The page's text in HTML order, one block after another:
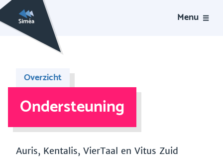
Menu
Overzicht
Ondersteuning
Auris, Kentalis, VierTaal en Vitus Zuid